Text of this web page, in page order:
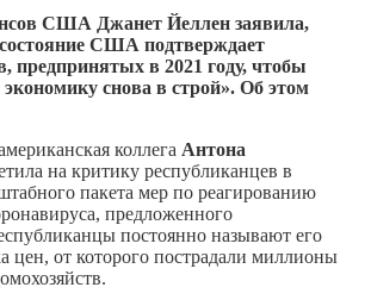
США Джанет Йеллен заявила,
США подтверждает
предпринятых в 2021 году, чтобы
снова в строй». Об этом
коллега Антона
на критику республиканцев в
пакета мер по реагированию
предложенного
постоянно называют его
цен, от которого пострадали миллионы